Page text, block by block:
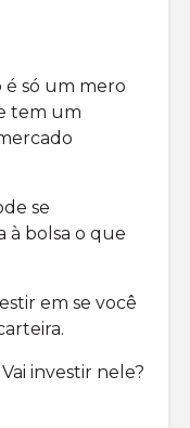
é só um mero
tem um
se
à bolsa o que
em se você
investir nele?